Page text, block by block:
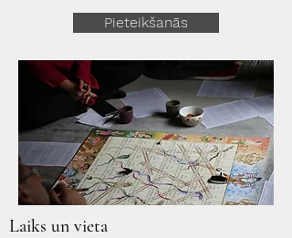
Pieteikšanās
Laiks un vieta